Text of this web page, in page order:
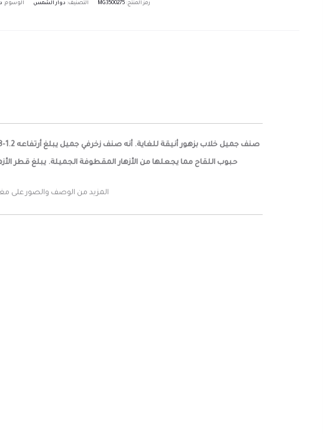
رمز المنتج: MG3500275 التصنيف: دوار الشمس الوسوم:
حبوب اللقاح مما يجعلها من الأزهار المقطوفة الجميلة. يبلغ قطر الأزهار 8-20 سم. الزهور جميلة كزهرة مقطوفة في الباقات والمزهريات. البذور سوداء صغيرة وتعتبر غذاء لذيذ
المزيد من الوصف والصور على